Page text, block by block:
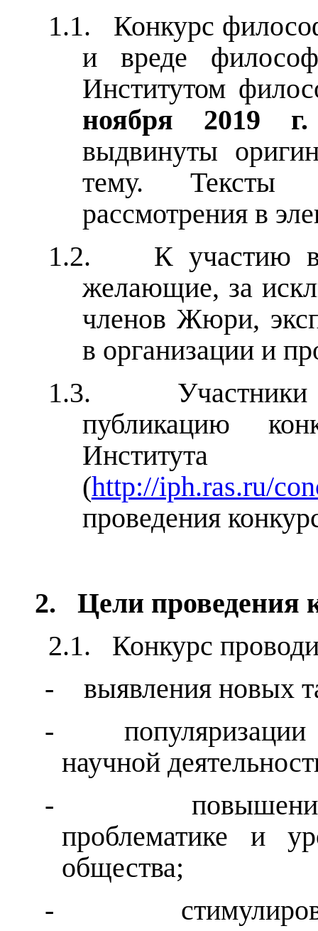
1.1.
Конкурс
и вреде
Институтом
ноября 2019 г.
выдвинуты
тему. Тексты
рассмотрения в
1.2.
К участию
желающие, за
членов Жюри,
в организации и
1.3.
публикацию
(http://iph.ras.ru/
проведения
2.
Цели проведения
2.1.
Конкурс
-
выявления новых
-
научной
-
проблематике и
общества;
-